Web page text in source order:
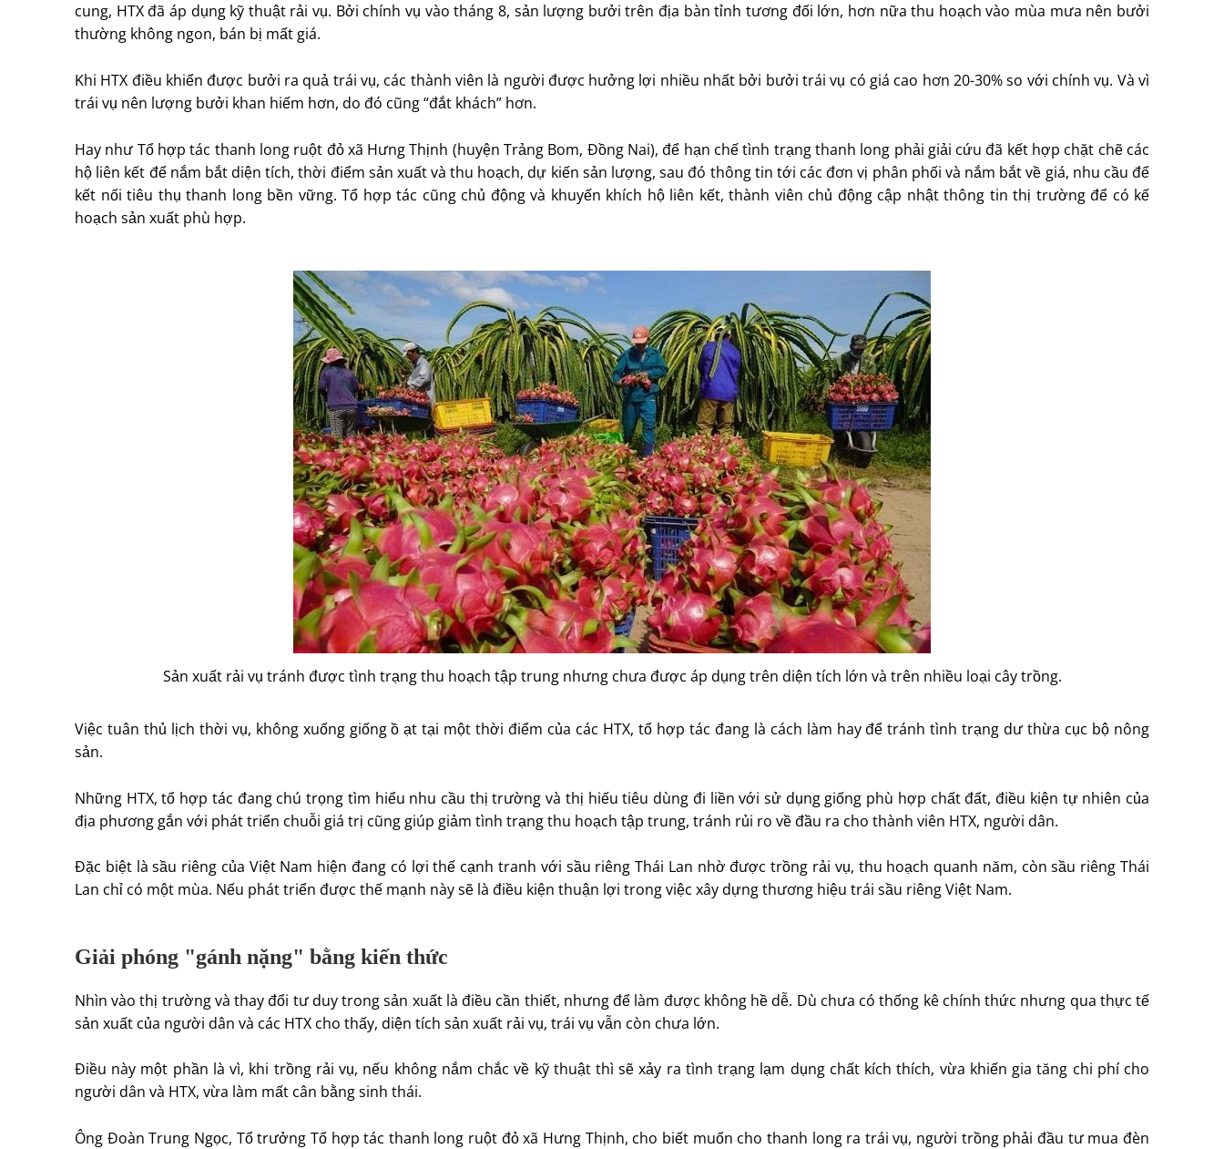
cung, HTX đã áp dụng kỹ thuật rải vụ. Bởi chính vụ vào tháng 8, sản lượng bưởi trên địa bàn tỉnh tương đối lớn, hơn nữa thu hoạch vào mùa mưa nên bưởi
thường không ngon, bán bị mất giá.
Khi HTX điều khiển được bưởi ra quả trái vụ, các thành viên là người được hưởng lợi nhiều nhất bởi bưởi trái vụ có giá cao hơn 20-30% so với chính vụ. Và vì
trái vụ nên lượng bưởi khan hiếm hơn, do đó cũng “đắt khách” hơn.
Hay như Tổ hợp tác thanh long ruột đỏ xã Hưng Thịnh (huyện Trảng Bom, Đồng Nai), để hạn chế tình trạng thanh long phải giải cứu đã kết hợp chặt chẽ các
hộ liên kết để nắm bắt diện tích, thời điểm sản xuất và thu hoạch, dự kiến sản lượng, sau đó thông tin tới các đơn vị phân phối và nắm bắt về giá, nhu cầu để
kết nối tiêu thụ thanh long bền vững. Tổ hợp tác cũng chủ động và khuyến khích hộ liên kết, thành viên chủ động cập nhật thông tin thị trường để có kế
hoạch sản xuất phù hợp.
Sản xuất rải vụ tránh được tình trạng thu hoạch tập trung nhưng chưa được áp dụng trên diện tích lớn và trên nhiều loại cây trồng.
Việc tuân thủ lịch thời vụ, không xuống giống ồ ạt tại một thời điểm của các HTX, tổ hợp tác đang là cách làm hay để tránh tình trạng dư thừa cục bộ nông
sản.
Những HTX, tổ hợp tác đang chú trọng tìm hiểu nhu cầu thị trường và thị hiếu tiêu dùng đi liền với sử dụng giống phù hợp chất đất, điều kiện tự nhiên của
địa phương gắn với phát triển chuỗi giá trị cũng giúp giảm tình trạng thu hoạch tập trung, tránh rủi ro về đầu ra cho thành viên HTX, người dân.
Đặc biệt là sầu riêng của Việt Nam hiện đang có lợi thế cạnh tranh với sầu riêng Thái Lan nhờ được trồng rải vụ, thu hoạch quanh năm, còn sầu riêng Thái
Lan chỉ có một mùa. Nếu phát triển được thế mạnh này sẽ là điều kiện thuận lợi trong việc xây dựng thương hiệu trái sầu riêng Việt Nam.
Giải phóng "gánh nặng" bằng kiến thức
Nhìn vào thị trường và thay đổi tư duy trong sản xuất là điều cần thiết, nhưng để làm được không hề dễ. Dù chưa có thống kê chính thức nhưng qua thực tế
sản xuất của người dân và các HTX cho thấy, diện tích sản xuất rải vụ, trái vụ vẫn còn chưa lớn.
Điều này một phần là vì, khi trồng rải vụ, nếu không nắm chắc về kỹ thuật thì sẽ xảy ra tình trạng lạm dụng chất kích thích, vừa khiến gia tăng chi phí cho
người dân và HTX, vừa làm mất cân bằng sinh thái.
Ông Đoàn Trung Ngọc, Tổ trưởng Tổ hợp tác thanh long ruột đỏ xã Hưng Thịnh, cho biết muốn cho thanh long ra trái vụ, người trồng phải đầu tư mua đèn